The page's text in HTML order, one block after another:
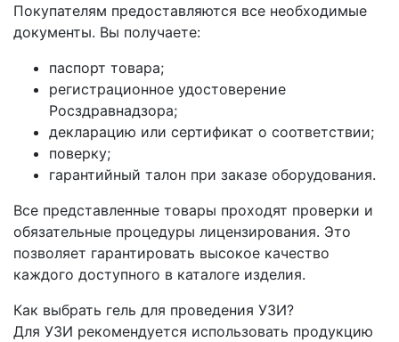
Покупателям предоставляются все необходимые
документы. Вы получаете:
паспорт товара;
регистрационное удостоверение
Росздравнадзора;
декларацию или сертификат о соответствии;
поверку;
гарантийный талон при заказе оборудования.
Все представленные товары проходят проверки и
обязательные процедуры лицензирования. Это
позволяет гарантировать высокое качество
каждого доступного в каталоге изделия.
Как выбрать гель для проведения УЗИ?
Для УЗИ рекомендуется использовать продукцию